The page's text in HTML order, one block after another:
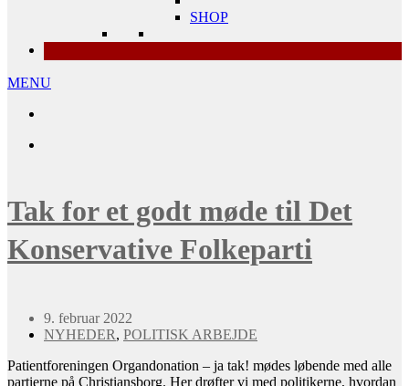
SHOP
MENU
Tak for et godt møde til Det
Konservative Folkeparti
9. februar 2022
NYHEDER, POLITISK ARBEJDE
Patientforeningen Organdonation – ja tak! mødes løbende med alle
partierne på Christiansborg. Her drøfter vi med politikerne, hvordan